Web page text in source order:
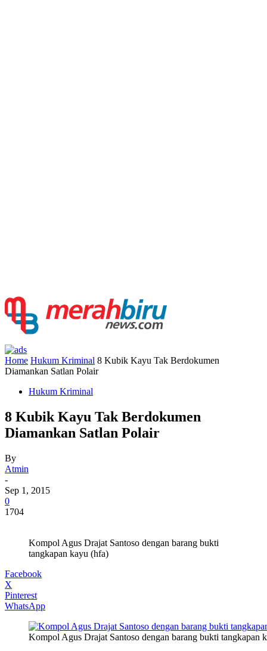
Home Hukum Kriminal 8 Kubik Kayu Tak Berdokumen
Diamankan Satlan Polair
Hukum Kriminal
8 Kubik Kayu Tak Berdokumen
Diamankan Satlan Polair
By
Atmin
-
Sep 1, 2015
0
1704
Kompol Agus Drajat Santoso dengan barang bukti
tangkapan kayu (hfa)
Facebook
X
Pinterest
WhatsApp
Kompol Agus Drajat Santoso dengan barang bukti tangkapan